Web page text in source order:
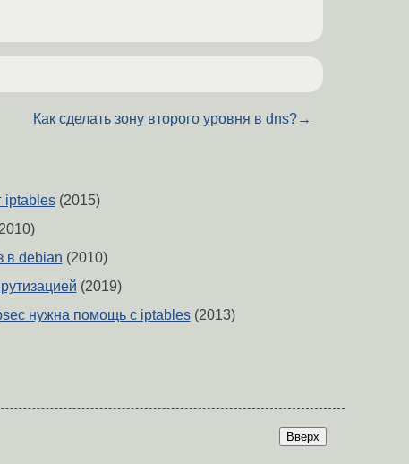
Как сделать зону второго уровня в dns?→
iptables(2015)
debian (2010)
(2019)
нужна помощь с iptables(2013)
Вверх